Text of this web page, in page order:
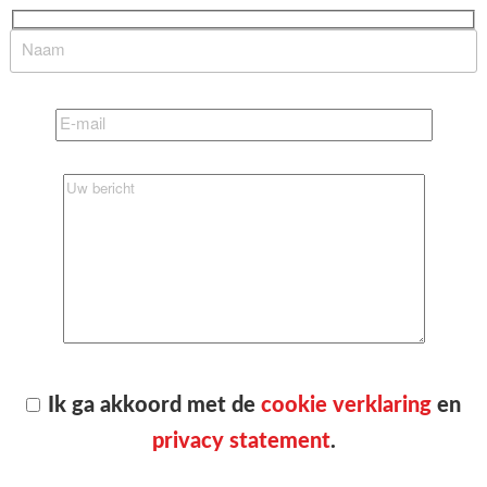
Ik ga akkoord met decookie verklaring en
privacy statement.